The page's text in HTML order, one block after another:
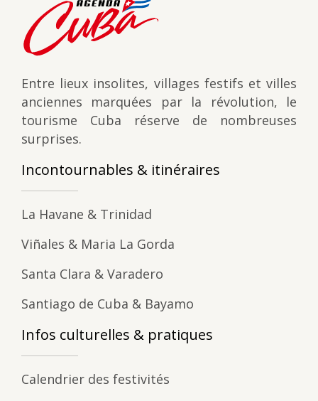
Entre lieux insolites, villages festifs et villes
anciennes marquées par la révolution, le
tourisme Cuba réserve de nombreuses
surprises.
Incontournables & itinéraires
La Havane & Trinidad
Viñales & Maria La Gorda
Santa Clara & Varadero
Santiago de Cuba & Bayamo
Infos culturelles & pratiques
Calendrier des festivités